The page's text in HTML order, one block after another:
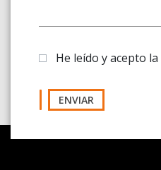
He leído y acepto la
ENVIAR